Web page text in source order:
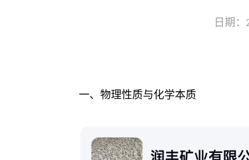
日期：
一、物理性质与化学本质